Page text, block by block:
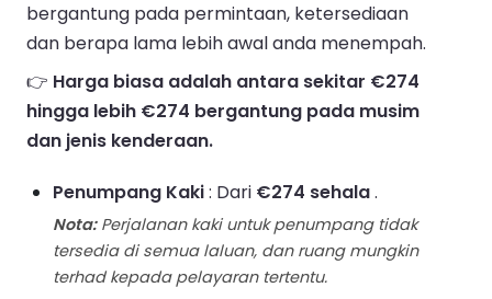
bergantung pada permintaan, ketersediaan
dan berapa lama lebih awal anda menempah.
👉 Harga biasa adalah antara sekitar €274
hingga lebih €274 bergantung pada musim
dan jenis kenderaan.
Penumpang Kaki: Dari €274 sehala.
Nota:Perjalanan kaki untuk penumpang tidak
tersedia di semua laluan, dan ruang mungkin
terhad kepada pelayaran tertentu.